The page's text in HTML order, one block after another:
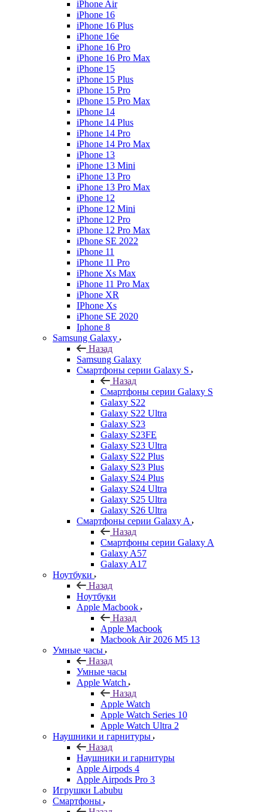
iPhone Air
iPhone 16
iPhone 16 Plus
iPhone 16e
iPhone 16 Pro
iPhone 16 Pro Max
iPhone 15
iPhone 15 Plus
iPhone 15 Pro
iPhone 15 Pro Max
iPhone 14
iPhone 14 Plus
iPhone 14 Pro
iPhone 14 Pro Max
iPhone 13
iPhone 13 Mini
iPhone 13 Pro
iPhone 13 Pro Max
iPhone 12
iPhone 12 Mini
iPhone 12 Pro
iPhone 12 Pro Max
iPhone SE 2022
iPhone 11
iPhone 11 Pro
iPhone Xs Max
iPhone 11 Pro Max
iPhone XR
IPhone Xs
iPhone SE 2020
Iphone 8
Samsung Galaxy
Назад
Samsung Galaxy
Смартфоны серии Galaxy S
Назад
Смартфоны серии Galaxy S
Galaxy S22
Galaxy S22 Ultra
Galaxy S23
Galaxy S23FE
Galaxy S23 Ultra
Galaxy S22 Plus
Galaxy S23 Plus
Galaxy S24 Plus
Galaxy S24 Ultra
Galaxy S25 Ultra
Galaxy S26 Ultra
Смартфоны серии Galaxy A
Назад
Смартфоны серии Galaxy A
Galaxy A57
Galaxy A17
Ноутбуки
Назад
Ноутбуки
Apple Macbook
Назад
Apple Macbook
Macbook Air 2026 M5 13
Умные часы
Назад
Умные часы
Apple Watch
Назад
Apple Watch
Apple Watch Series 10
Apple Watch Ultra 2
Наушники и гарнитуры
Назад
Наушники и гарнитуры
Apple Airpods 4
Apple Airpods Pro 3
Игрушки Labubu
Смартфоны